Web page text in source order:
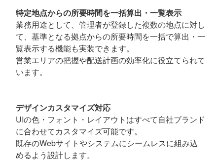
特定地点からの所要時間を一括算出・一覧表示
業務用途として、管理者が登録した複数の地点に対し
て、基準となる拠点からの所要時間を一括で算出・一
覧表示する機能も実装できます。
営業エリアの把握や配送計画の効率化に役立てられて
います。
デザインカスタマイズ対応
UIの色・フォント・レイアウトはすべて自社ブランド
に合わせてカスタマイズ可能です。
既存のWebサイトやシステムにシームレスに組み込
めるよう設計します。